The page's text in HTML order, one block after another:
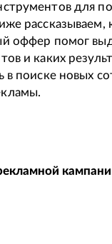
для
рассказываем,
оффер помог
и каких
в поиске новых